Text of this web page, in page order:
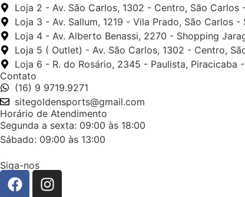
Loja 2 - Av. São Carlos, 1302 - Centro, São Carlos
Loja 3 - Av. Sallum, 1219 - Vila Prado, São Carlos -
Loja 4 - Av. Alberto Benassi, 2270 - Shopping
Loja 5 ( Outlet) - Av. São Carlos, 1302 - Centro,
Loja 6 - R. do Rosário, 2345 - Paulista, Piracicaba -
Contato
(16) 9 9719.9271
sitegoldensports@gmail.com
Horário de Atendimento
Segunda a sexta: 09:00 às 18:00
Sábado: 09:00 às 13:00
Siga-nos